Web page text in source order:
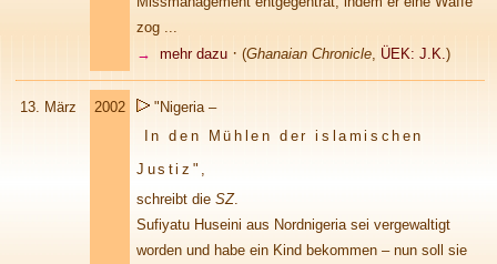
zog ...
→
mehr dazu · (Ghanaian Chronicle, ÜEK: J.K.)
13. März 2002
"Nigeria –
In den Mühlen der islamischen
Justiz",
schreibt die SZ.
Sufiyatu Huseini aus Nordnigeria sei vergewaltigt
worden und habe ein Kind bekommen – nun soll sie